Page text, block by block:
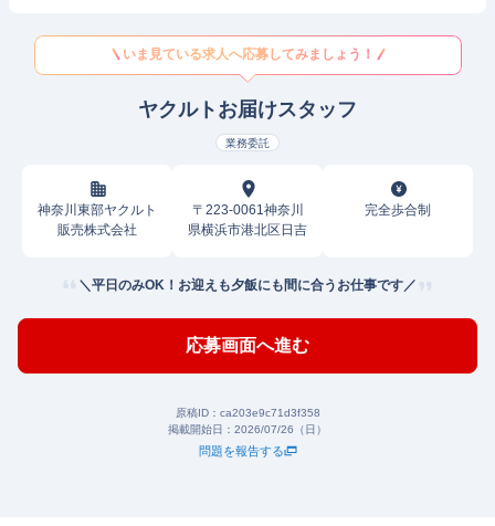
いま見ている求人へ応募してみましょう！
ヤクルトお届けスタッフ
業務委託
神奈川東部ヤクルト
販売株式会社
〒223-0061神奈川
県横浜市港北区日吉
完全歩合制
＼平日のみOK！お迎えも夕飯にも間に合うお仕事です／
応募画面へ進む
原稿ID： ca203e9c71d3f358
掲載開始日： 2026/07/26（日）
問題を報告する